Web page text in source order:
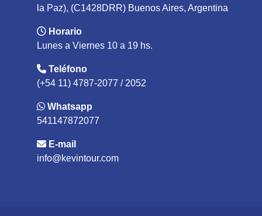
la Paz), (C1428DRR) Buenos Aires, Argentina
Horario
Lunes a Viernes 10 a 19 hs.
Teléfono
(+54 11) 4787-2077 / 2052
Whatsapp
541147872077
E-mail
info@kevintour.com